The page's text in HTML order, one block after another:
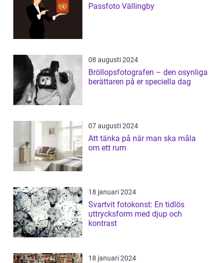
Passfoto Vällingby
08 augusti 2024
Bröllopsfotografen – den osynliga
berättaren på er speciella dag
07 augusti 2024
Att tänka på när man ska måla
om ett rum
18 januari 2024
Svartvit fotokonst: En tidlös
uttrycksform med djup och
kontrast
18 januari 2024